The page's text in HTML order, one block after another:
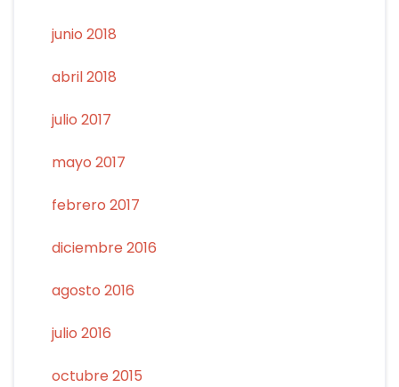
junio 2018
abril 2018
julio 2017
mayo 2017
febrero 2017
diciembre 2016
agosto 2016
julio 2016
octubre 2015